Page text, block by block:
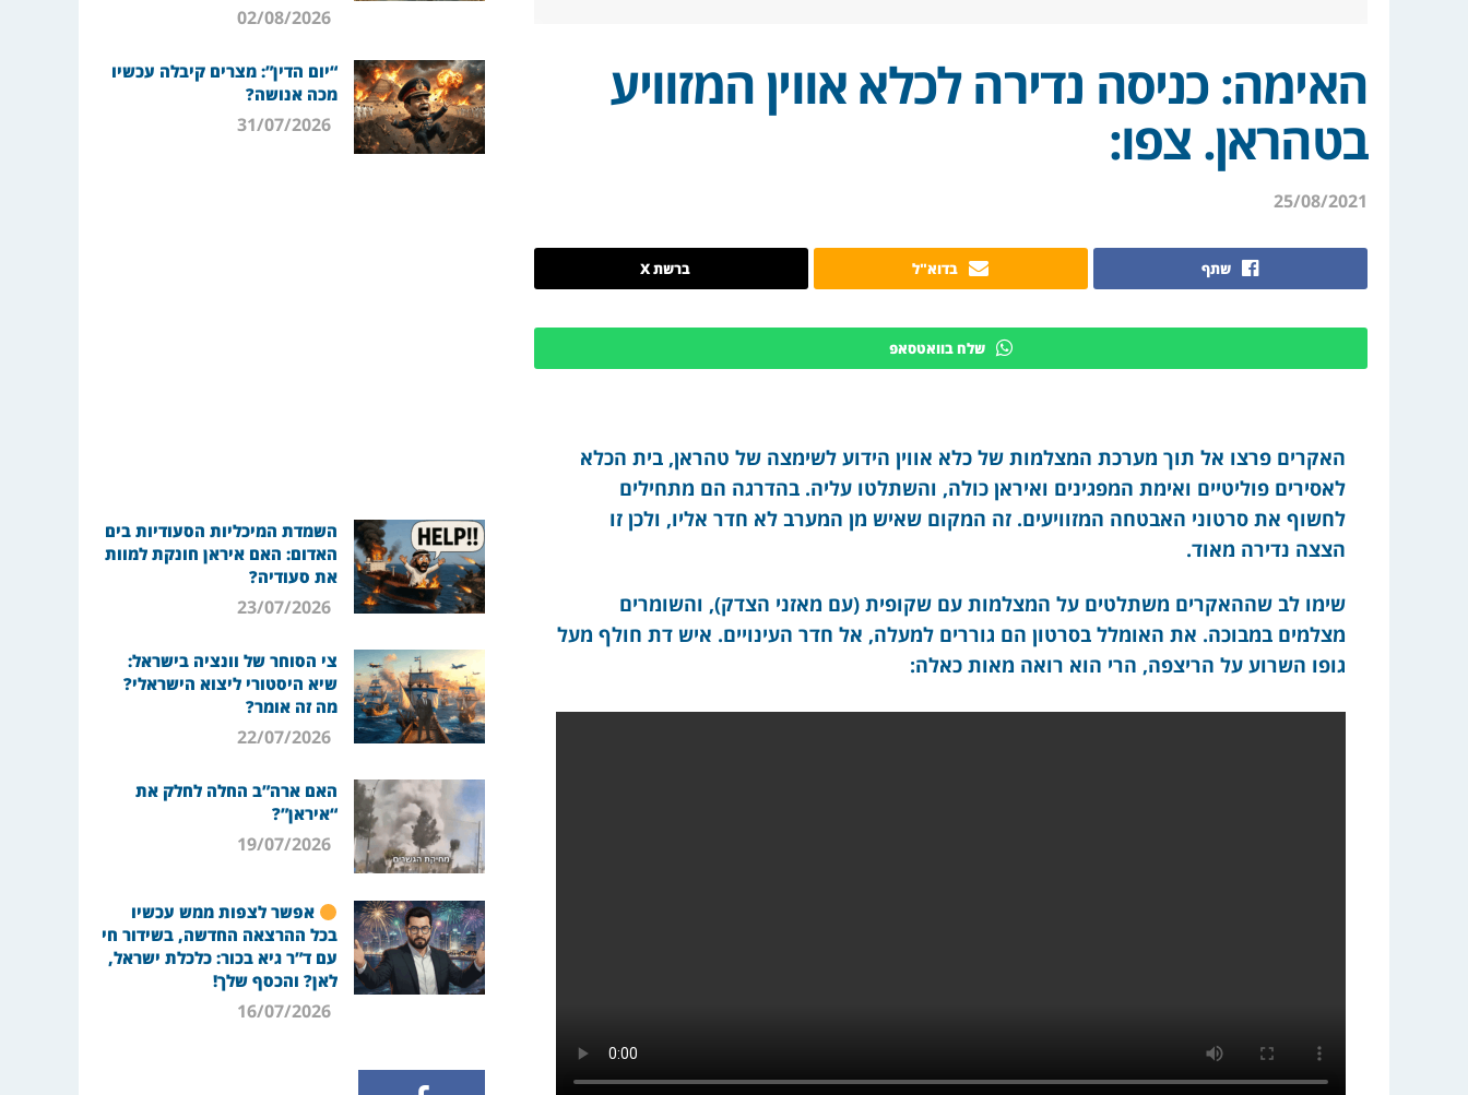
האימה: כניסה נדירה לכלא אווין המזוויע
בטהראן. צפו:
25/08/2021
שתף בדוא"ל ברשת X
שלח בוואטסאפ
האקרים פרצו אל תוך מערכת המצלמות של כלא אווין הידוע לשימצה של טהראן, בית הכלא
לאסירים פוליטיים ואימת המפגינים ואיראן כולה, והשתלטו עליה. בהדרגה הם מתחילים
לחשוף את סרטוני האבטחה המזוויעים. זה המקום שאיש מן המערב לא חדר אליו, ולכן זו
הצצה נדירה מאוד.
שימו לב שההאקרים משתלטים על המצלמות עם שקופית (עם מאזני הצדק), והשומרים
מצלמים במבוכה. את האומלל בסרטון הם גוררים למעלה, אל חדר העינויים. איש דת חולף מעל
גופו השרוע על הריצפה, הרי הוא רואה מאות כאלה:
02/08/2026
“יום הדין”: מצרים קיבלה עכשיו
מכה אנושה?
31/07/2026
השמדת המיכליות הסעודיות בים
האדום: האם איראן חונקת למוות
את סעודיה?
23/07/2026
צי הסוחר של וונציה בישראל:
שיא היסטורי ליצוא הישראלי?
מה זה אומר?
22/07/2026
האם ארה”ב החלה לחלק את
“איראן”?
19/07/2026
אפשר לצפות ממש עכשיו
בכל ההרצאה החדשה, בשידור חי
עם ד”ר גיא בכור: כלכלת ישראל,
לאן? והכסף שלך!
16/07/2026